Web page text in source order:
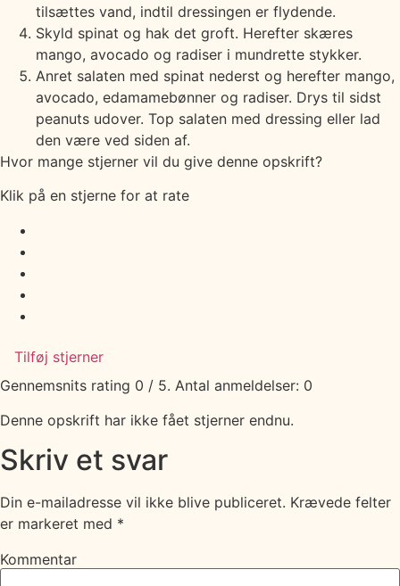
tilsættes vand, indtil dressingen er flydende.
Skyld spinat og hak det groft. Herefter skæres
mango, avocado og radiser i mundrette stykker.
Anret salaten med spinat nederst og herefter mango,
avocado, edamamebønner og radiser. Drys til sidst
peanuts udover. Top salaten med dressing eller lad
den være ved siden af.
Hvor mange stjerner vil du give denne opskrift?
Klik på en stjerne for at rate
Tilføj stjerner
Gennemsnits rating 0 / 5. Antal anmeldelser: 0
Denne opskrift har ikke fået stjerner endnu.
Skriv et svar
Din e-mailadresse vil ikke blive publiceret. Krævede felter
er markeret med *
Kommentar